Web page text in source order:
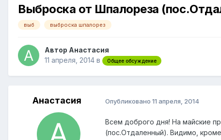
Выброска от Шпалореза
выб выброска шпалорез
Автор Анастасия
11 апреля, 2014 в Общее обсуждение
Анастасия Опубликовано 11 апреля, 2014
Всем доброго дня! На майские
(пос.Отдаленный). Видимо,